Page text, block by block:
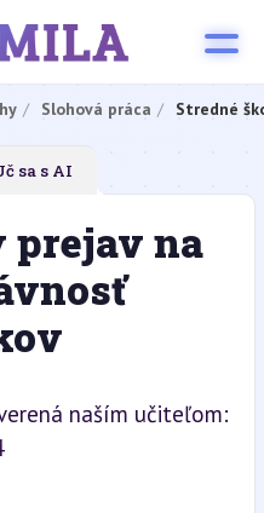
Slohová práca Stredné
sa s AI
na
naším učiteľom: